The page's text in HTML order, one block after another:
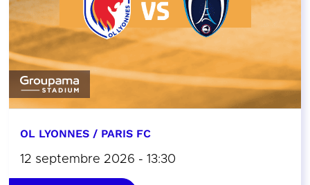
OL LYONNES / PARIS FC
12 septembre 2026 - 13:30